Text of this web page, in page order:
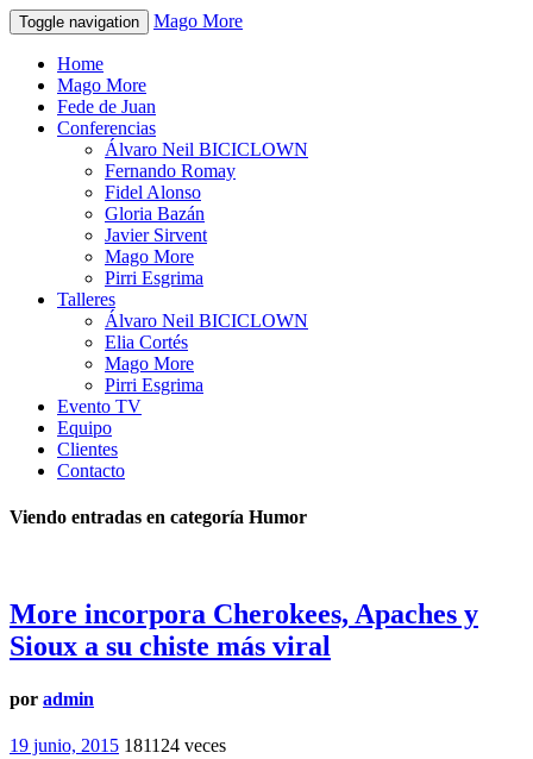
Toggle navigation Mago More
Home
Mago More
Fede de Juan
Conferencias
Álvaro Neil BICICLOWN
Fernando Romay
Fidel Alonso
Gloria Bazán
Javier Sirvent
Mago More
Pirri Esgrima
Talleres
Álvaro Neil BICICLOWN
Elia Cortés
Mago More
Pirri Esgrima
Evento TV
Equipo
Clientes
Contacto
Viendo entradas en categoría Humor
More incorpora Cherokees, Apaches y
Sioux a su chiste más viral
por admin
19 junio, 2015 181124 veces